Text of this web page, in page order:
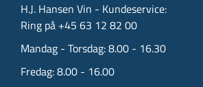
H.J. Hansen Vin - Kundeservice:
Ring på +45 63 12 82 00
Mandag - Torsdag: 8.00 - 16.30
Fredag: 8.00 - 16.00